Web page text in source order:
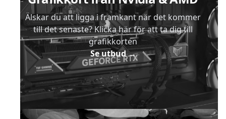
Älskar du att ligga i framkant när det kommer
till det senaste? Klicka här för att ta dig till
grafikkorten
Se utbud→